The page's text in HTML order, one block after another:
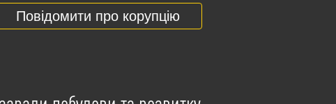
Повідомити про корупцію